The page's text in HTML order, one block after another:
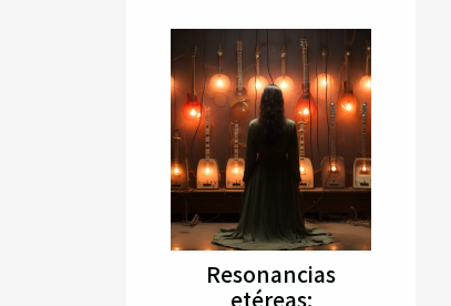
Resonancias
etéreas: